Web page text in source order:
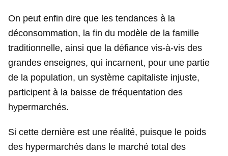
On peut enfin dire que les tendances à la
déconsommation, la fin du modèle de la famille
traditionnelle, ainsi que la défiance vis-à-vis des
grandes enseignes, qui incarnent, pour une partie
de la population, un système capitaliste injuste,
participent à la baisse de fréquentation des
hypermarchés.
Si cette dernière est une réalité, puisque le poids
des hypermarchés dans le marché total des